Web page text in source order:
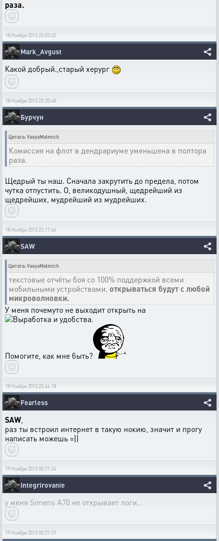
раза.
18 Ноября 2013 22:03:32
Mark_Avgust
Какой добрый.,старый херург
18 Ноября 2013 22:20:48
Бурчун
Цитата: VasyaMalevich
Комиссия на флот в дендрариуме уменьшена в полтора
раза.
Щедрый ты наш. Сначала закрутить до предела, потом
чутка отпустить. О, великодушный, щедрейший из
щедрейших, мудрейший из мудрейших.
18 Ноября 2013 23:17:46
SAW
Цитата: VasyaMalevich
текстовые отчёты боя со 100% поддержкой всеми
мобильными устройствами. открываться будут с любой
микроволновки.
У меня почемуто не выходит открыть на
.
Помогите, как мне быть?
18 Ноября 2013 23:44:18
Fearless
SAW
раз ты встроил интернет в такую нокию, значит и прогу
написать можешь =))
19 Ноября 2013 00:21:54
Integrirovanie
у меня Simens A70 не открывает логи...
19 Ноября 2013 00:27:57